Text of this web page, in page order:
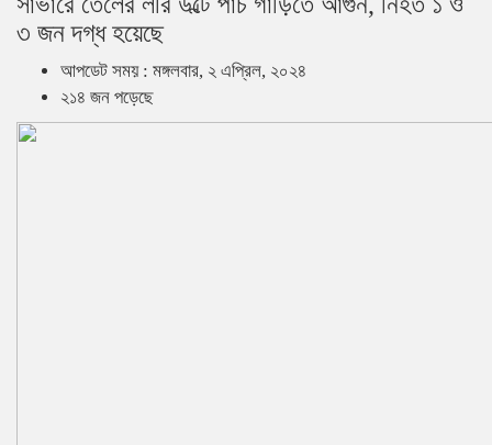
৩ জন দগ্ধ হয়েছে
আপডেট সময় : মঙ্গলবার, ২ এপ্রিল, ২০২৪
২১৪ জন পড়েছে